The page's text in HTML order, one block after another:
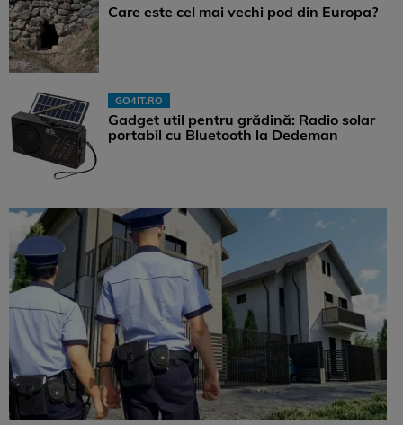
Care este cel mai vechi pod din Europa?
GO4IT.RO
Gadget util pentru grădină: Radio solar
portabil cu Bluetooth la Dedeman